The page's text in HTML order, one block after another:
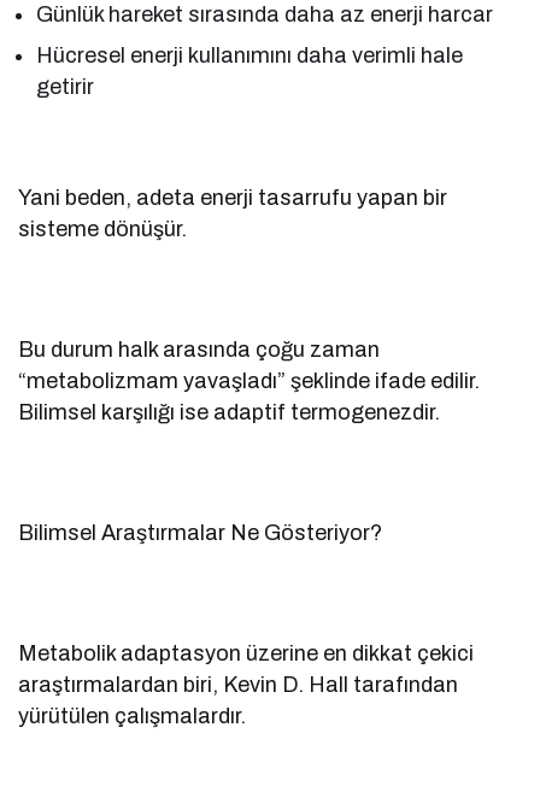
Günlük hareket sırasında daha az enerji harcar
Hücresel enerji kullanımını daha verimli hale
getirir
Yani beden, adeta enerji tasarrufu yapan bir
sisteme dönüşür.
Bu durum halk arasında çoğu zaman
“metabolizmam yavaşladı” şeklinde ifade edilir.
Bilimsel karşılığı ise adaptif termogenezdir.
Bilimsel Araştırmalar Ne Gösteriyor?
Metabolik adaptasyon üzerine en dikkat çekici
araştırmalardan biri, Kevin D. Hall tarafından
yürütülen çalışmalardır.